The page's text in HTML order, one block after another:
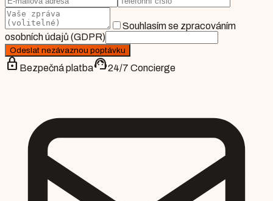
Souhlasím se zpracováním
osobních údajů (GDPR)
Odeslat nezávaznou poptávku
lock Bezpečná platbasupport_agent24/7 Concierge